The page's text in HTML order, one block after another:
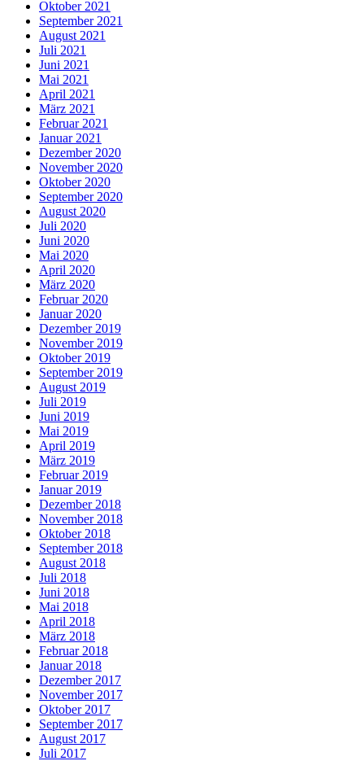
Oktober 2021
September 2021
August 2021
Juli 2021
Juni 2021
Mai 2021
April 2021
März 2021
Februar 2021
Januar 2021
Dezember 2020
November 2020
Oktober 2020
September 2020
August 2020
Juli 2020
Juni 2020
Mai 2020
April 2020
März 2020
Februar 2020
Januar 2020
Dezember 2019
November 2019
Oktober 2019
September 2019
August 2019
Juli 2019
Juni 2019
Mai 2019
April 2019
März 2019
Februar 2019
Januar 2019
Dezember 2018
November 2018
Oktober 2018
September 2018
August 2018
Juli 2018
Juni 2018
Mai 2018
April 2018
März 2018
Februar 2018
Januar 2018
Dezember 2017
November 2017
Oktober 2017
September 2017
August 2017
Juli 2017